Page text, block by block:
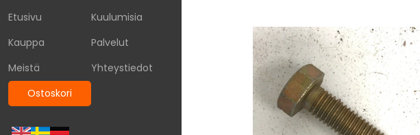
Etusivu
Kuulumisia
Kauppa
Palvelut
Meistä
Yhteystiedot
Ostoskori